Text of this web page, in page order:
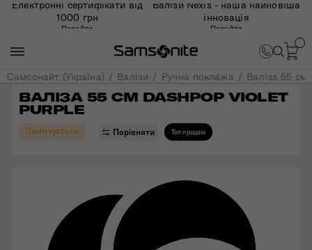
Електронні сертифікати від
1000 грн
Перейти
Валізи Nexis - наша найновіша
інновація
Перейти
Самсонайт (Україна) Валізи Ручна поклажа Валіза 55 см
Закінчується Порівняти Топ продаж
ВАЛІЗА 55 СМ DASHPOP VIOLET
PURPLE